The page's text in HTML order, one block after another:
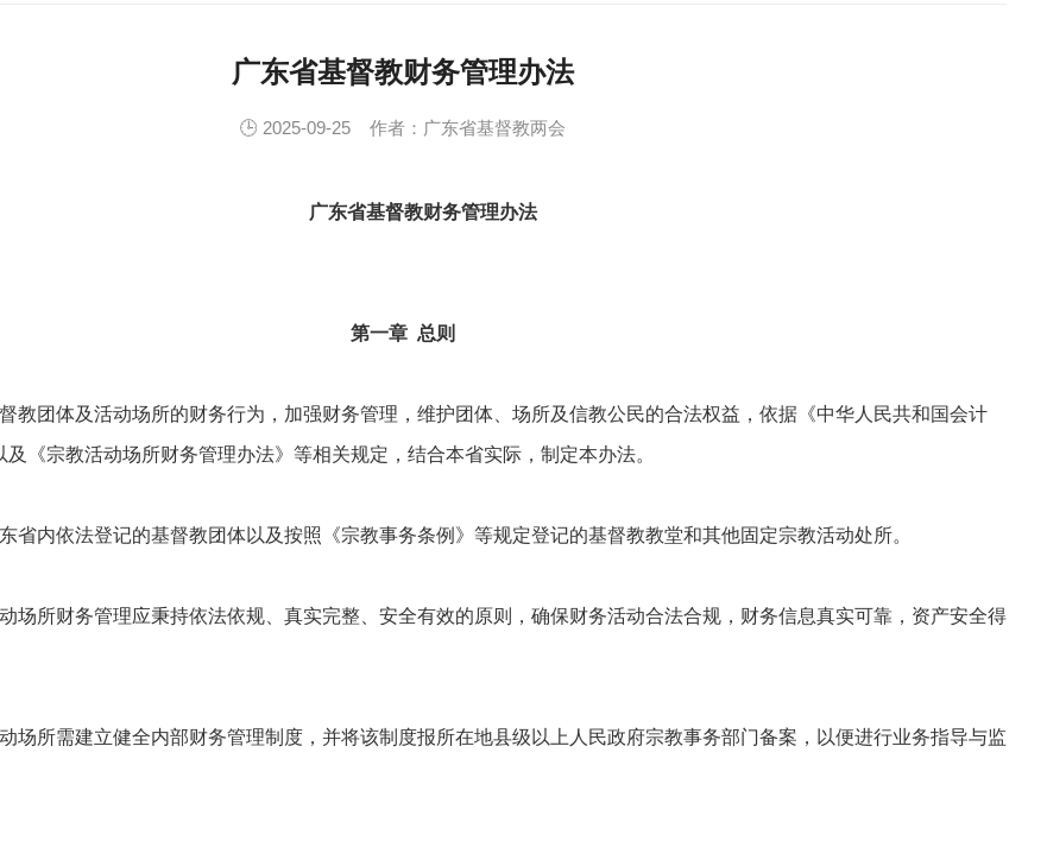
广东省基督教财务管理办法
🕒 2025-09-25 作者：广东省基督教两会
广东省基督教财务管理办法
第一章 总则
教团体及活动场所的财务行为，加强财务管理，维护团体、场所及信教公民的合法权益，依据《中华人民共和国会计
《宗教活动场所财务管理办法》等相关规定，结合本省实际，制定本办法。
省内依法登记的基督教团体以及按照《宗教事务条例》等规定登记的基督教教堂和其他固定宗教活动处所。
场所财务管理应秉持依法依规、真实完整、安全有效的原则，确保财务活动合法合规，财务信息真实可靠，资产安全得
场所需建立健全内部财务管理制度，并将该制度报所在地县级以上人民政府宗教事务部门备案，以便进行业务指导与监